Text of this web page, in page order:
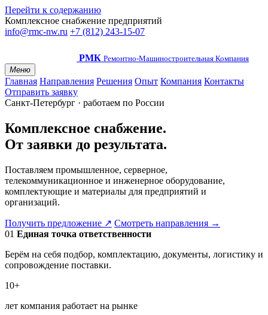
Перейти к содержанию
Комплексное снабжение предприятий
info@rmc-nw.ru +7 (812) 243-15-07
РМК Ремонтно-Машиностроительная Компания
Меню
Главная Направления Решения Опыт Компания Контакты
Отправить заявку
Санкт-Петербург · работаем по России
Комплексное снабжение.
От заявки до результата.
Поставляем промышленное, серверное,
телекоммуникационное и инженерное оборудование,
комплектующие и материалы для предприятий и
организаций.
Получить предложение ↗ Смотреть направления →
01 Единая точка ответственности
Берём на себя подбор, комплектацию, документы, логистику и
сопровождение поставки.
10+
лет компания работает на рынке